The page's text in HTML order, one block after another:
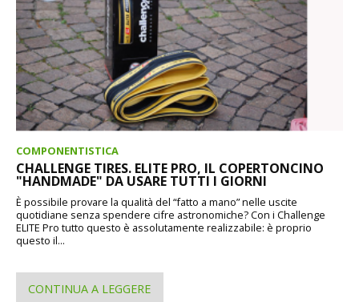
COMPONENTISTICA
CHALLENGE TIRES. ELITE PRO, IL COPERTONCINO
"HANDMADE" DA USARE TUTTI I GIORNI
È possibile provare la qualità del “fatto a mano” nelle uscite
quotidiane senza spendere cifre astronomiche? Con i Challenge
ELITE Pro tutto questo è assolutamente realizzabile: è proprio
questo il...
CONTINUA A LEGGERE